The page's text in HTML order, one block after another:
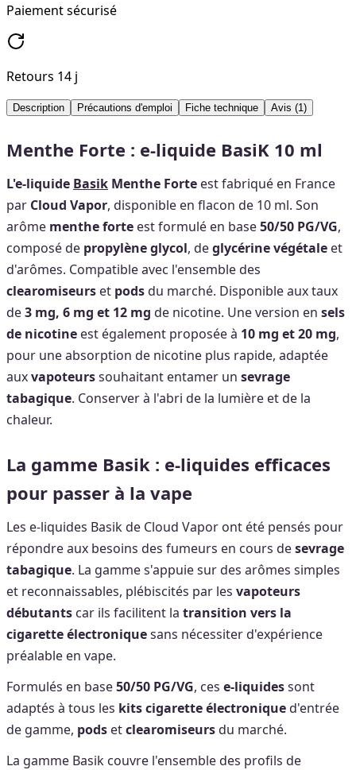
Paiement sécurisé
Retours 14 j
Description Précautions d'emploi Fiche technique Avis (1)
Menthe Forte : e-liquide BasiK 10 ml
L'e-liquide Basik Menthe Forte est fabriqué en France
par Cloud Vapor, disponible en flacon de 10 ml. Son
arôme menthe forte est formulé en base50/50 PG/VG,
composé de propylène glycol, deglycérine végétale et
d'arômes. Compatible avec l'ensemble des
clearomiseurs et podsdu marché. Disponible aux taux
de3 mg, 6 mg et 12 mg de nicotine. Une version en sels
de nicotine est également proposée à 10 mg et 20 mg,
pour une absorption de nicotine plus rapide, adaptée
auxvapoteurssouhaitant entamer un sevrage
tabagique. Conserver à l'abri de la lumière et de la
chaleur.
La gamme Basik : e-liquides efficaces
pour passer à la vape
Les e-liquides Basik de Cloud Vapor ont été pensés pour
répondre aux besoins des fumeurs en cours desevrage
tabagique. La gamme s'appuie sur des arômes simples
et reconnaissables, plébiscités par les vapoteurs
débutants car ils facilitent la transition vers la
cigarette électroniquesans nécessiter d'expérience
préalable en vape.
Formulés en base50/50 PG/VG, ces e-liquidessont
adaptés à tous les kits cigarette électroniqued'entrée
de gamme, pods etclearomiseursdu marché.
La gamme Basik couvre l'ensemble des profils de